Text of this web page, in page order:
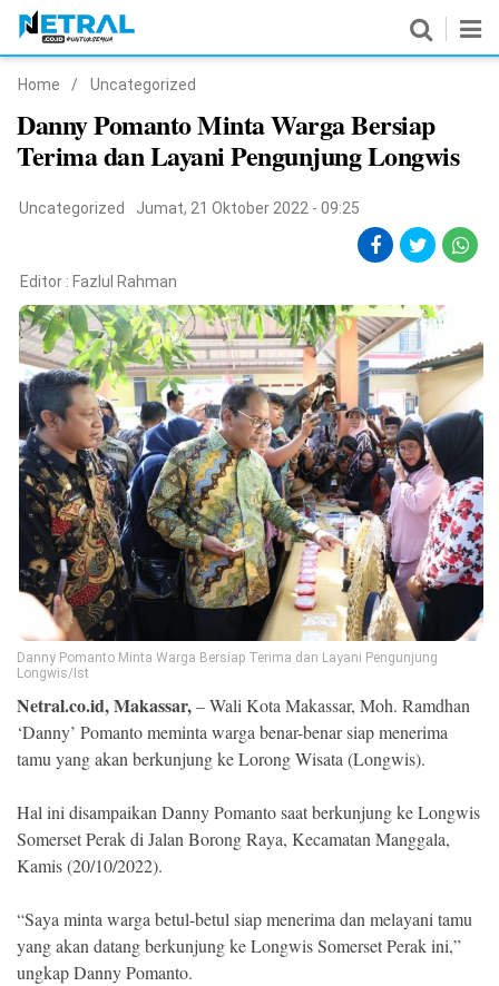
Nasional
Pemerintahan
Hukrim
Pendidikan
Peristiwa
Olahraga
Ekonomi
Memori
©
Copyright
2026
All
Right
Reserved
Home / Uncategorized
Danny Pomanto Minta Warga Bersiap
Terima dan Layani Pengunjung Longwis
Uncategorized Jumat, 21 Oktober 2022 - 09:25
Editor : Fazlul Rahman
Danny Pomanto Minta Warga Bersiap Terima dan Layani Pengunjung
Longwis/Ist
Netral.co.id, Makassar,– Wali Kota Makassar, Moh. Ramdhan
‘Danny’ Pomanto meminta warga benar-benar siap menerima
tamu yang akan berkunjung ke Lorong Wisata (Longwis).
Hal ini disampaikan Danny Pomanto saat berkunjung ke Longwis
Somerset Perak di Jalan Borong Raya, Kecamatan Manggala,
Kamis (20/10/2022).
“Saya minta warga betul-betul siap menerima dan melayani tamu
yang akan datang berkunjung ke Longwis Somerset Perak ini,”
ungkap Danny Pomanto.